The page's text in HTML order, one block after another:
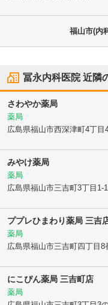
福山市(内
冨永内科医院近隣
さわやか薬局
薬局
広島県福山市西深津町4丁目
みやけ薬局
薬局
広島県福山市三吉町3丁目1-
ププレひまわり薬局 三吉
薬局
広島県福山市三吉町四丁目8
にこぴん薬局 三吉町店
薬局